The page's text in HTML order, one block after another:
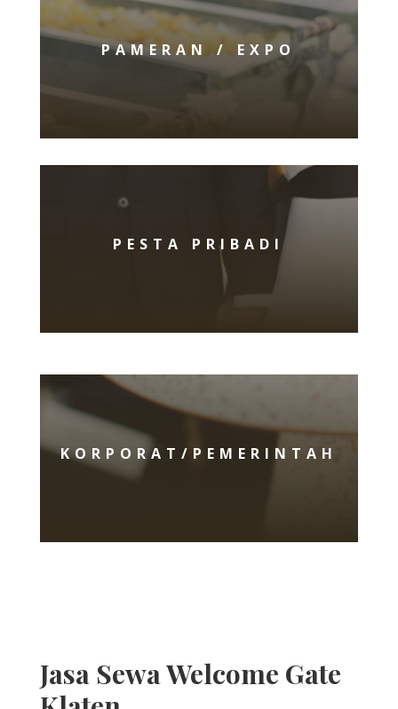
PAMERAN / EXPO
PESTA PRIBADI
KORPORAT/PEMERINTAH
Jasa Sewa Welcome Gate